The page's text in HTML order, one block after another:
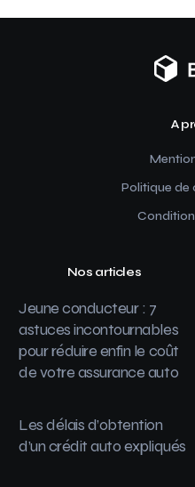
A
Politique de
Nos articles
Jeune conducteur : 7
astuces incontournables
pour réduire enfin le coût
de votre assurance auto
Les délais d’obtention
d’un crédit auto expliqués